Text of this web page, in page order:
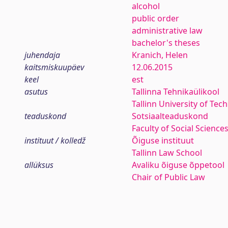
alcohol
public order
administrative law
bachelor's theses
juhendaja
Kranich, Helen
kaitsmiskuupäev
12.06.2015
keel
est
asutus
Tallinna Tehnikaülikool
Tallinn University of
teaduskond
Sotsiaalteaduskond
Faculty of Social Sciences
instituut / kolledž
Õiguse instituut
Tallinn Law School
allüksus
Avaliku õiguse õppetool
Chair of Public Law